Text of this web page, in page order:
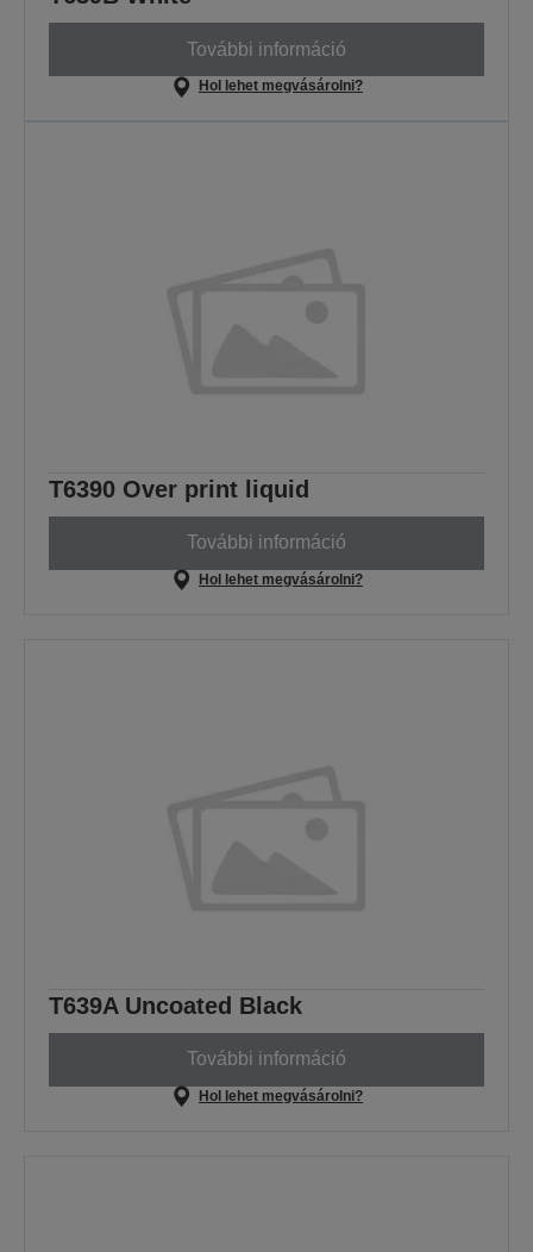
További információ
Hol lehet megvásárolni?
T6390 Over print liquid
További információ
Hol lehet megvásárolni?
T639A Uncoated Black
További információ
Hol lehet megvásárolni?